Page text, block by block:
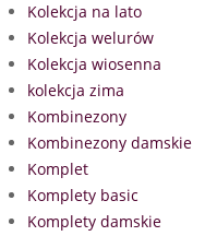
Kolekcja na lato
Kolekcja welurów
Kolekcja wiosenna
kolekcja zima
Kombinezony
Kombinezony damskie
Komplet
Komplety basic
Komplety damskie